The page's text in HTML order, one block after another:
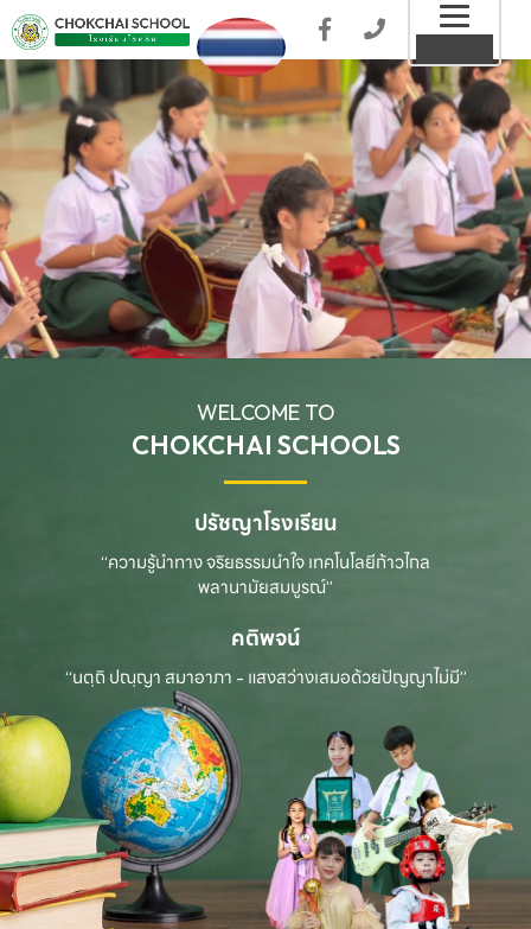
WELCOME TO
CHOKCHAI SCHOOLS
ปรัชญาโรงเรียน
“ความรู้นำทาง จริยธรรมนำใจ เทคโนโลยีก้าวไกล
พลานามัยสมบูรณ์”
คติพจน์
“นตฺถิ ปณฺญา สมาอาภา - แสงสว่างเสมอด้วยปัญญาไม่มี”